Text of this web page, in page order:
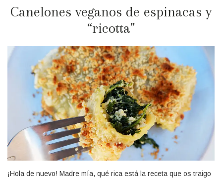
Canelones veganos de espinacas y
“ricotta”
¡Hola de nuevo! Madre mía, qué rica está la receta que os traigo